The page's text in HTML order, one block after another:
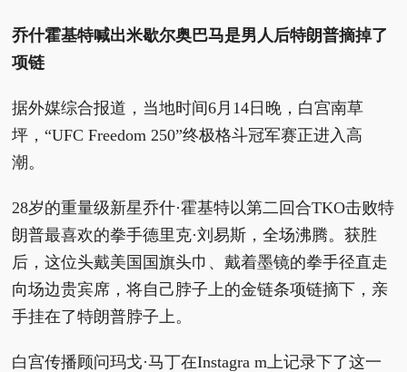
乔什霍基特喊出米歇尔奥巴马是男人后特朗普摘掉了
项链
据外媒综合报道，当地时间6月14日晚，白宫南草
坪，“UFC Freedom 250”终极格斗冠军赛正进入高
潮。
28岁的重量级新星乔什·霍基特以第二回合TKO击败特
朗普最喜欢的拳手德里克·刘易斯，全场沸腾。获胜
后，这位头戴美国国旗头巾、戴着墨镜的拳手径直走
向场边贵宾席，将自己脖子上的金链条项链摘下，亲
手挂在了特朗普脖子上。
白宫传播顾问玛戈·马丁在Instagra m上记录下了这一